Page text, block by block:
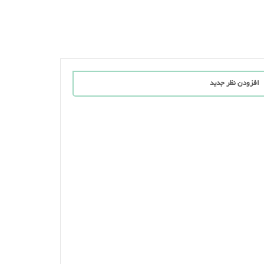
افزودن نظر جدید